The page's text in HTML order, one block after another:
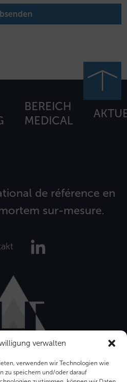
verwalten
verwenden wir Technologien wie
zu speichern und/oder darauf
BEREICH
MEDICAL
de référence en
sur-mesure.